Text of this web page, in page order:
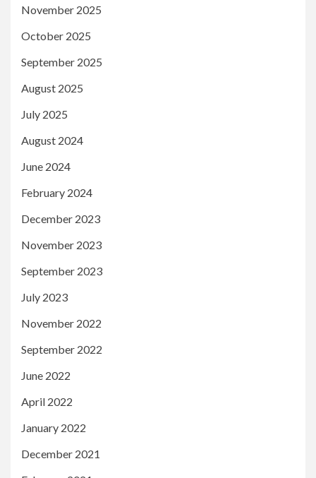
November 2025
October 2025
September 2025
August 2025
July 2025
August 2024
June 2024
February 2024
December 2023
November 2023
September 2023
July 2023
November 2022
September 2022
June 2022
April 2022
January 2022
December 2021